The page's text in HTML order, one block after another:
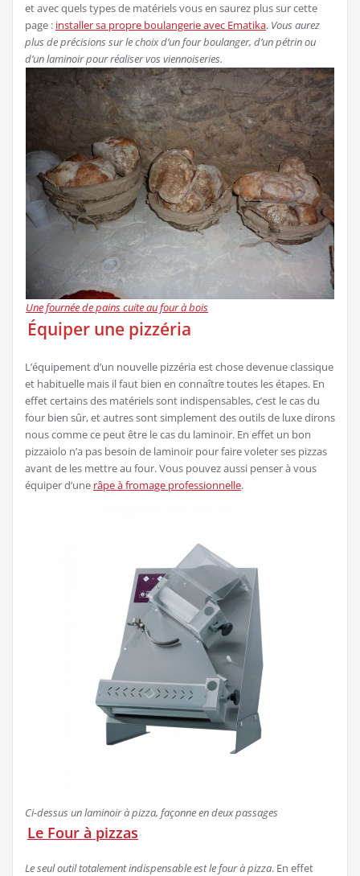
et avec quels types de matériels vous en saurez plus sur cette
page : installer sa propre boulangerie avec Ematika. Vous aurez
plus de précisions sur le choix d’un four boulanger, d’un pétrin ou
d’un laminoir pour réaliser vos viennoiseries.
Une fournée de pains cuite au four à bois
Équiper une pizzéria
L’équipement d’un nouvelle pizzéria est chose devenue classique
et habituelle mais il faut bien en connaître toutes les étapes. En
effet certains des matériels sont indispensables, c’est le cas du
four bien sûr, et autres sont simplement des outils de luxe dirons
nous comme ce peut être le cas du laminoir. En effet un bon
pizzaiolo n’a pas besoin de laminoir pour faire voleter ses pizzas
avant de les mettre au four. Vous pouvez aussi penser à vous
équiper d’une râpe à fromage professionnelle.
Ci-dessus un laminoir à pizza, façonne en deux passages
Le Four à pizzas
Le seul outil totalement indispensable est le four à pizza. En effet